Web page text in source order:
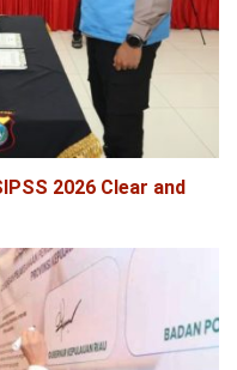
2026 Clear and